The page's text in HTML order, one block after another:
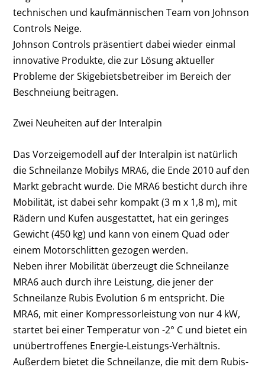
technischen und kaufmännischen Team von Johnson
Controls Neige.
Johnson Controls präsentiert dabei wieder einmal
innovative Produkte, die zur Lösung aktueller
Probleme der Skigebietsbetreiber im Bereich der
Beschneiung beitragen.
Zwei Neuheiten auf der Interalpin
Das Vorzeigemodell auf der Interalpin ist natürlich
die Schneilanze Mobilys MRA6, die Ende 2010 auf den
Markt gebracht wurde. Die MRA6 besticht durch ihre
Mobilität, ist dabei sehr kompakt (3 m x 1,8 m), mit
Rädern und Kufen ausgestattet, hat ein geringes
Gewicht (450 kg) und kann von einem Quad oder
einem Motorschlitten gezogen werden.
Neben ihrer Mobilität überzeugt die Schneilanze
MRA6 auch durch ihre Leistung, die jener der
Schneilanze Rubis Evolution 6 m entspricht. Die
MRA6, mit einer Kompressorleistung von nur 4 kW,
startet bei einer Temperatur von -2° C und bietet ein
unübertroffenes Energie-Leistungs-Verhältnis.
Außerdem bietet die Schneilanze, die mit dem Rubis-